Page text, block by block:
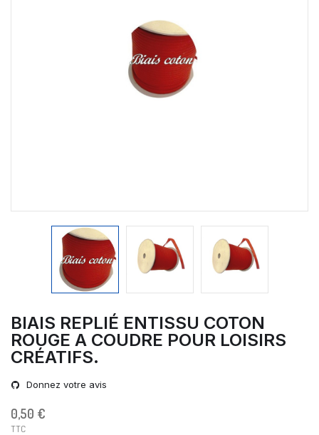
BIAIS REPLIÉ ENTISSU COTON
ROUGE A COUDRE POUR LOISIRS
CRÉATIFS.
Donnez votre avis
0,50 €
TTC